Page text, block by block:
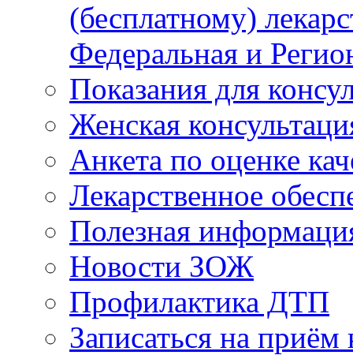
(бесплатному)
Федеральная и
Показания для
Женская
Анкета по оценке
Лекарственное
Полезная
Новости ЗОЖ
Профилактика ДТП
Записаться на приём